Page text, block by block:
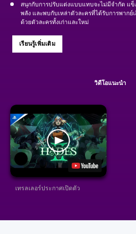
สนุกกับการปรับแต่งแบบแทบจะไม่มีจำกัด แข็
พลัง และพบกับเหล่าตัวละครที่ได้รับการพากย์
ด้วยตัวละครทั้งเก่าและใหม่
เรียนรู้เพิ่มเติม
วิดีโอแนะนำ
เทรลเลอร์ประกาศเปิดตัว